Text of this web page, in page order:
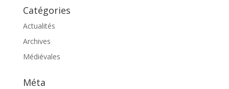
Catégories
Actualités
Archives
Médiévales
Méta